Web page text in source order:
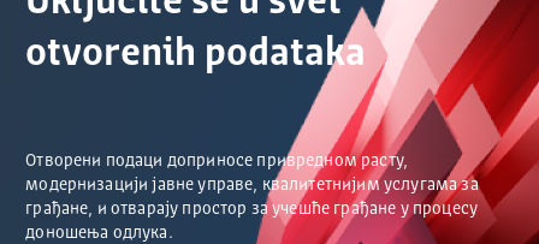
otvorenih podataka
Отворени подаци доприносе привредном расту,
модернизацији јавне управе, квалитетнијим услугама за
грађане, и отварају простор за учешће грађане у процесу
доношења одлука.